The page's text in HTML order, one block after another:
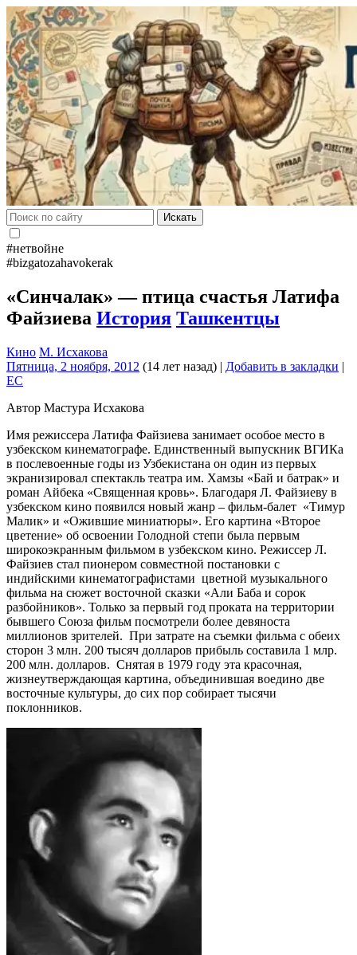
Искать
#нетвойне
#bizgatozahavokerak
«Синчалак» — птица счастья Латифа
Файзиева История Ташкентцы
Кино М. Исхакова
Пятница, 2 ноября, 2012 (14 лет назад) | Добавить в закладки |
EC
Автор Мастура Исхакова
Имя режиссера Латифа Файзиева занимает особое место в
узбекском кинематографе. Единственный выпускник ВГИКа
в послевоенные годы из Узбекистана он один из первых
экранизировал спектакль театра им. Хамзы «Бай и батрак» и
роман Айбека «Священная кровь». Благодаря Л. Файзиеву в
узбекском кино появился новый жанр – фильм-балет «Тимур
Малик» и «Ожившие миниатюры». Его картина «Второе
цветение» об освоении Голодной степи была первым
широкоэкранным фильмом в узбекском кино. Режиссер Л.
Файзиев стал пионером совместной постановки с
индийскими кинематографистами цветной музыкального
фильма на сюжет восточной сказки «Али Баба и сорок
разбойников». Только за первый год проката на территории
бывшего Союза фильм посмотрели более девяноста
миллионов зрителей. При затрате на съемки фильма с обеих
сторон 3 млн. 200 тысяч долларов прибыль составила 1 млр.
200 млн. долларов. Снятая в 1979 году эта красочная,
жизнеутверждающая картина, объединившая воедино две
восточные культуры, до сих пор собирает тысячи
поклонников.